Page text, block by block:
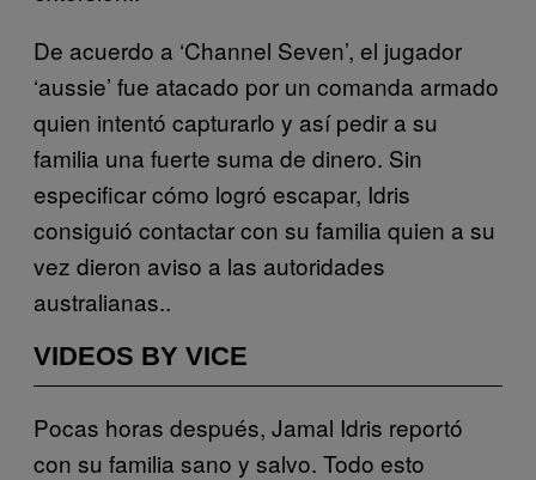
De acuerdo a ‘Channel Seven’, el jugador
‘aussie’ fue atacado por un comanda armado
quien intentó capturarlo y así pedir a su
familia una fuerte suma de dinero. Sin
especificar cómo logró escapar, Idris
consiguió contactar con su familia quien a su
vez dieron aviso a las autoridades
australianas..
VIDEOS BY VICE
Pocas horas después, Jamal Idris reportó
con su familia sano y salvo. Todo esto